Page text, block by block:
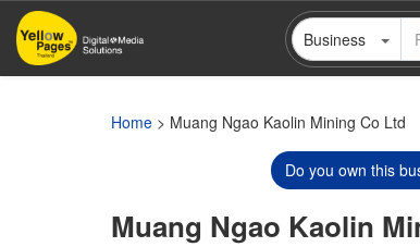
Skip
main
Business
Home > Muang Ngao Kaolin Mining Co Ltd
Do you own this
Muang Ngao Kaolin